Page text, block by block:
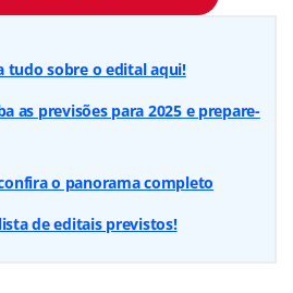
tudo sobre o edital aqui!
as previsões para 2025 e prepare-
o panorama completo
de editais previstos!